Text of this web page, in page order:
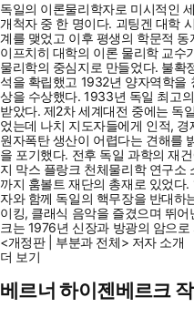
독일의 이론물리학자로 미시적인
개척자 중 한 명이다. 괴팅겐 대학
계를 맺었고 이후 평생의 학문적
이프치히 대학의 이론 물리학 교수
물리학의 중심지로 만들었다. 불확
석을 확립했고 1932년 양자역학을
상을 수상했다. 1933년 독일 최고
받았다. 제2차 세계대전 중에는 독
었는데 나치 지도자들에게 인적,
원자폭탄 생산이 어렵다는 견해를
을 포기했다. 전후 독일 과학의 재
지 막스 플랑크 천체물리학 연구소
까지 훔볼트 재단의 총재로 있었다
자와 함께 독일의 핵무장을 반대하
이킹, 클래식 음악을 즐겼으며 뛰
크는 1976년 신장과 방광의 암으
<개정판 | 부분과 전체> 저자 소개
더 보기
베르너 하이젠베르크